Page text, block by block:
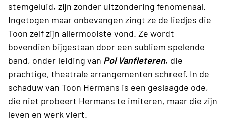
stemgeluid, zijn zonder uitzondering fenomenaal.
Ingetogen maar onbevangen zingt ze de liedjes die
Toon zelf zijn allermooiste vond. Ze wordt
bovendien bijgestaan door een subliem spelende
band, onder leiding van Pol Vanfleteren, die
prachtige, theatrale arrangementen schreef. In de
schaduw van Toon Hermans is een geslaagde ode,
die niet probeert Hermans te imiteren, maar die zijn
leven en werk viert.